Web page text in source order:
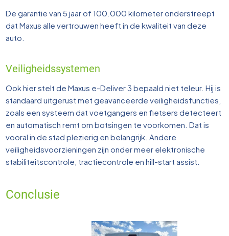
De garantie van 5 jaar of 100.000 kilometer onderstreept
dat Maxus alle vertrouwen heeft in de kwaliteit van deze
auto.
Veiligheidssystemen
Ook hier stelt de Maxus e-Deliver 3 bepaald niet teleur. Hij is
standaard uitgerust met geavanceerde veiligheidsfuncties,
zoals een systeem dat voetgangers en fietsers detecteert
en automatisch remt om botsingen te voorkomen. Dat is
vooral in de stad plezierig en belangrijk. Andere
veiligheidsvoorzieningen zijn onder meer elektronische
stabiliteitscontrole, tractiecontrole en hill-start assist.
Conclusie